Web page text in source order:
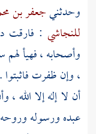
وحدثنيجعفر بن
للنجاشي : فارقت
وأصحابه ، فهيأ
، وإن ظفرت
أن لا إله إلا الله ،
عبده ورسوله وروحه